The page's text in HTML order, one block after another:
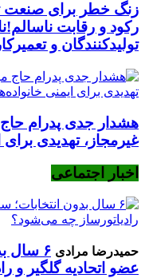
زنگ خطر برای صنعت
رکود و رقابت
تولیدکنندگان و
هشدار جدی پدرام حاج
غیرمجاز، تهدیدی برای
اخبار اجتماعی
حمیدرضا مرادی
۶ سال
عضو اتحادیه گلگیر و